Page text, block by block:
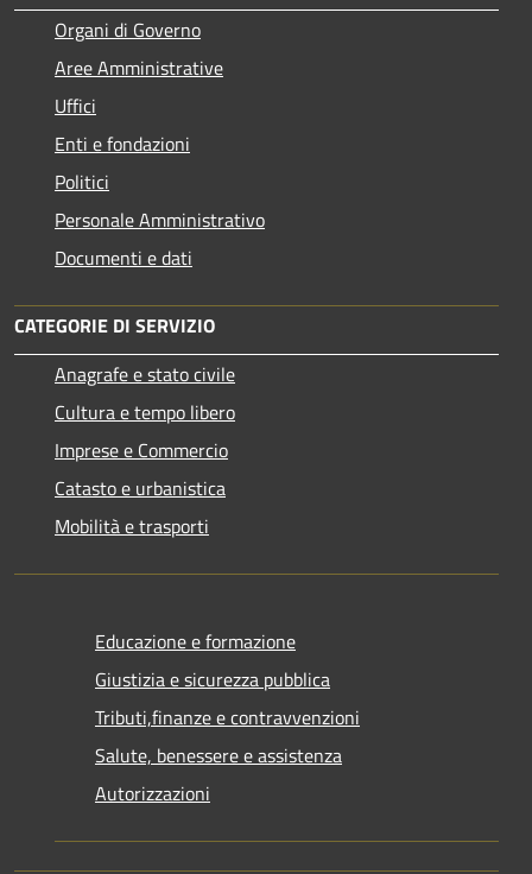
Organi di Governo
Aree Amministrative
Uffici
Enti e fondazioni
Politici
Personale Amministrativo
Documenti e dati
CATEGORIE DI SERVIZIO
Anagrafe e stato civile
Cultura e tempo libero
Imprese e Commercio
Catasto e urbanistica
Mobilità e trasporti
Educazione e formazione
Giustizia e sicurezza pubblica
Tributi,finanze e contravvenzioni
Salute, benessere e assistenza
Autorizzazioni